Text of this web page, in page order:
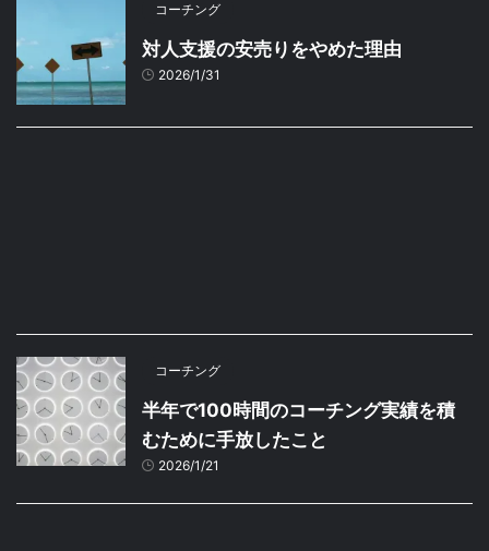
コーチング
対人支援の安売りをやめた理由
2026/1/31
コーチング
半年で100時間のコーチング実績を積
むために手放したこと
2026/1/21